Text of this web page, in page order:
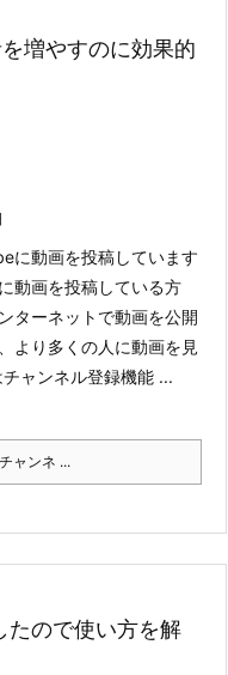
増やすのに効果的
に動画を投稿しています
動画を投稿している方
ターネットで動画を公開
より多くの人に動画を見
ャンネル登録機能 ...
ャンネ ...
ので使い方を解